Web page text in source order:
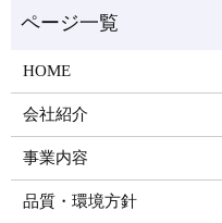
HOME
会社紹介
事業内容
品質・環境方針